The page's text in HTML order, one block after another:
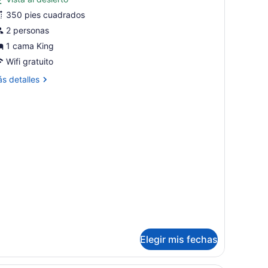
350 pies cuadrados
2 personas
1 cama King
Wifi gratuito
detalles
Elegir mis fechas